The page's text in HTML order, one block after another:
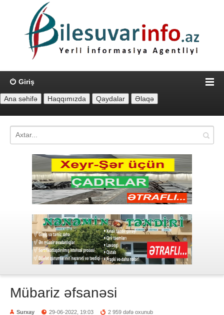
Giriş
Mübariz əfsanəsi
Surxay 29-06-2022, 19:03 2 959 dəfə oxunub